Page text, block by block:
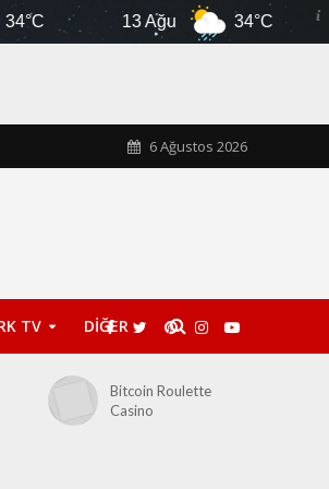
13 Ağu 34°C
6 Ağustos 2026
TV DİĞER
Bitcoin Roulette
Casino